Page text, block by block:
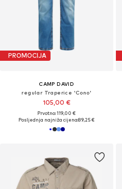
PROMOCIJA
CAMP DAVID
regular Traperice 'Cono'
105,00 €
Prvotno: 119,00 €
Posljednja najniža cijena:89,25 €